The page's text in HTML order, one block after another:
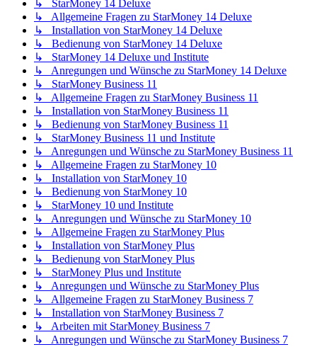
↳ StarMoney 14 Deluxe
↳ Allgemeine Fragen zu StarMoney 14 Deluxe
↳ Installation von StarMoney 14 Deluxe
↳ Bedienung von StarMoney 14 Deluxe
↳ StarMoney 14 Deluxe und Institute
↳ Anregungen und Wünsche zu StarMoney 14 Deluxe
↳ StarMoney Business 11
↳ Allgemeine Fragen zu StarMoney Business 11
↳ Installation von StarMoney Business 11
↳ Bedienung von StarMoney Business 11
↳ StarMoney Business 11 und Institute
↳ Anregungen und Wünsche zu StarMoney Business 11
↳ Allgemeine Fragen zu StarMoney 10
↳ Installation von StarMoney 10
↳ Bedienung von StarMoney 10
↳ StarMoney 10 und Institute
↳ Anregungen und Wünsche zu StarMoney 10
↳ Allgemeine Fragen zu StarMoney Plus
↳ Installation von StarMoney Plus
↳ Bedienung von StarMoney Plus
↳ StarMoney Plus und Institute
↳ Anregungen und Wünsche zu StarMoney Plus
↳ Allgemeine Fragen zu StarMoney Business 7
↳ Installation von StarMoney Business 7
↳ Arbeiten mit StarMoney Business 7
↳ Anregungen und Wünsche zu StarMoney Business 7